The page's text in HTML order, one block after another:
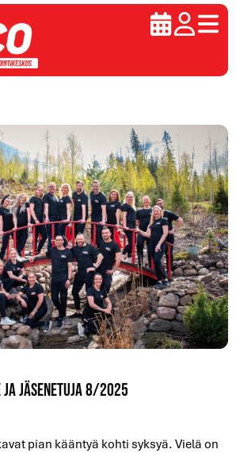
jäsenetuja 8/2025
pian kääntyä kohti syksyä. Vielä on